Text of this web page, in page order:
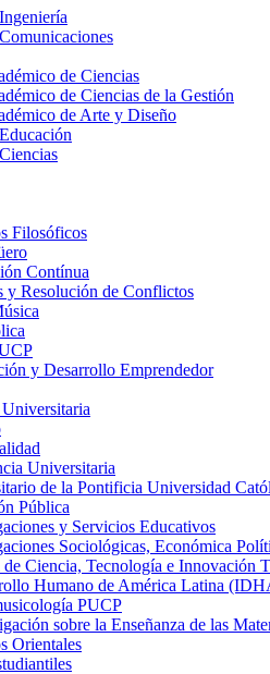
de Ciencias
de Ciencias de la Gestión
de Arte y Diseño
Filosóficos
Contínua
y Resolución de Conflictos
y Desarrollo Emprendedor
Universitaria
de la Pontificia Universidad
Pública
y Servicios Educativos
Sociológicas, Económica
de Ciencia, Tecnología e Innovación
Humano de América Latina
PUCP
sobre la Enseñanza de las
Orientales